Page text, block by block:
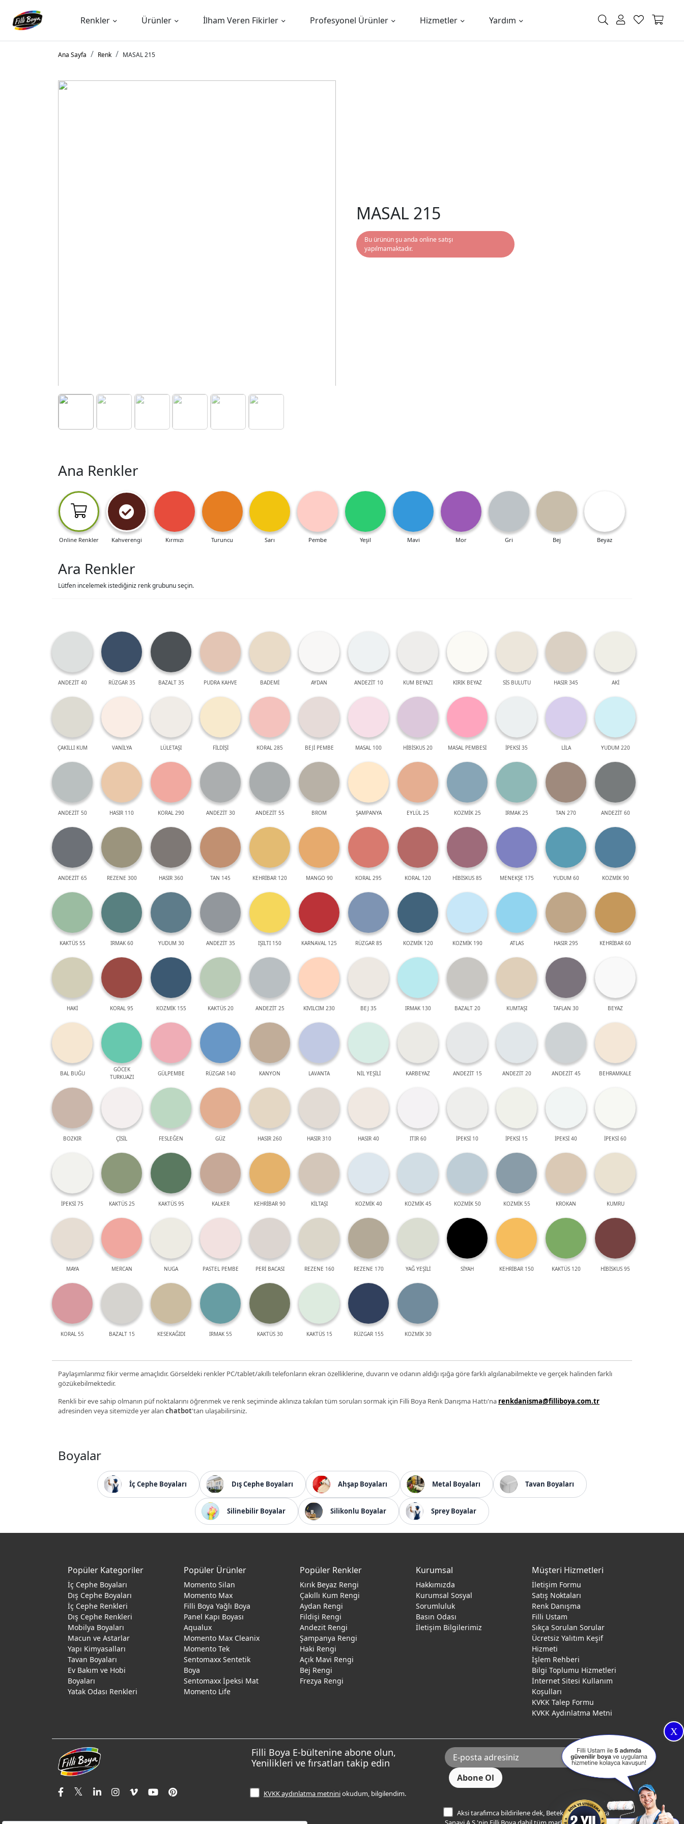
Renkler Ürünler İlham Veren Fikirler Profesyonel Ürünler Hizmetler Yardım
Ana Sayfa Renk MASAL 215
MASAL 215
Bu ürünün şu anda online satışı
yapılmamaktadır.
Ana Renkler
Online Renkler Kahverengi Kırmızı Turuncu Sarı Pembe Yeşil Mavi Mor Gri Bej Beyaz
Ara Renkler
Lütfen incelemek istediğiniz renk grubunu seçin.
ANDEZİT 40 RÜZGAR 35 BAZALT 35 PUDRA KAHVE BADEMİ AYDAN ANDEZİT 10 KUM BEYAZI KIRIK BEYAZ SİS BULUTU HASIR 345 AKİ
ÇAKILLI KUM VANİLYA LÜLETAŞI FİLDİŞİ KORAL 285 BEJİ PEMBE MASAL 100 HİBİSKUS 20 MASAL PEMBESİ İPEKSİ 35 LİLA YUDUM 220
ANDEZİT 50 HASIR 110 KORAL 290 ANDEZİT 30 ANDEZİT 55 BROM ŞAMPANYA EYLÜL 25 KOZMİK 25 IRMAK 25 TAN 270 ANDEZİT 60
ANDEZİT 65 REZENE 300 HASIR 360 TAN 145 KEHRİBAR 120 MANGO 90 KORAL 295 KORAL 120 HİBİSKUS 85 MENEKŞE 175 YUDUM 60 KOZMİK 90
KAKTÜS 55 IRMAK 60 YUDUM 30 ANDEZİT 35 IŞILTI 150 KARNAVAL 125 RÜZGAR 85 KOZMİK 120 KOZMİK 190 ATLAS HASIR 295 KEHRİBAR 60
HAKİ KORAL 95 KOZMİK 155 KAKTÜS 20 ANDEZİT 25 KIVILCIM 230 BEJ 35 IRMAK 130 BAZALT 20 KUMTAŞI TAFLAN 30 BEYAZ
BAL BUĞU
GÖCEK
TURKUAZI
GÜLPEMBE RÜZGAR 140 KANYON LAVANTA NİL YEŞİLİ KARBEYAZ ANDEZİT 15 ANDEZİT 20 ANDEZİT 45 BEHRAMKALE
BOZKIR ÇİSİL FESLEĞEN GÜZ HASIR 260 HASIR 310 HASIR 40 ITIR 60 İPEKSİ 10 İPEKSİ 15 İPEKSİ 40 İPEKSİ 60
İPEKSİ 75 KAKTÜS 25 KAKTÜS 95 KALKER KEHRİBAR 90 KİLTAŞI KOZMİK 40 KOZMİK 45 KOZMİK 50 KOZMİK 55 KROKAN KUMRU
MAYA MERCAN NUGA PASTEL PEMBE PERİ BACASI REZENE 160 REZENE 170 YAĞ YEŞİLİ SİYAH KEHRİBAR 150 KAKTÜS 120 HİBİSKUS 95
KORAL 55 BAZALT 15 KESEKAĞIDI IRMAK 55 KAKTÜS 30 KAKTÜS 15 RÜZGAR 155 KOZMİK 30
Paylaşımlarımız fikir verme amaçlıdır. Görseldeki renkler PC/tablet/akıllı telefonların ekran özelliklerine, duvarın ve odanın aldığı ışığa göre farklı algılanabilmekte ve gerçek halinden farklı
gözükebilmektedir.
Renkli bir eve sahip olmanın püf noktalarını öğrenmek ve renk seçiminde aklınıza takılan tüm soruları sormak için Filli Boya Renk Danışma Hattı'na renkdanisma@filliboya.com.tr
adresinden veya sitemizde yer alan chatbot'tan ulaşabilirsiniz.
Boyalar
İç Cephe Boyaları Dış Cephe Boyaları Ahşap Boyaları Metal Boyaları Tavan Boyaları
Silinebilir Boyalar Silikonlu Boyalar Sprey Boyalar
X
Popüler Kategoriler
İç Cephe Boyaları
Dış Cephe Boyaları
İç Cephe Renkleri
Dış Cephe Renkleri
Mobilya Boyaları
Macun ve Astarlar
Yapı Kimyasalları
Tavan Boyaları
Ev Bakım ve Hobi
Boyaları
Yatak Odası Renkleri
Popüler Ürünler
Momento Silan
Momento Max
Filli Boya Yağlı Boya
Panel Kapı Boyası
Aqualux
Momento Max Cleanix
Momento Tek
Sentomaxx Sentetik
Boya
Sentomaxx İpeksi Mat
Momento Life
Popüler Renkler
Kırık Beyaz Rengi
Çakıllı Kum Rengi
Aydan Rengi
Fildişi Rengi
Andezit Rengi
Şampanya Rengi
Haki Rengi
Açık Mavi Rengi
Bej Rengi
Frezya Rengi
Kurumsal
Hakkımızda
Kurumsal Sosyal
Sorumluluk
Basın Odası
İletişim Bilgilerimiz
Müşteri Hizmetleri
İletişim Formu
Satış Noktaları
Renk Danışma
Filli Ustam
Sıkça Sorulan Sorular
Ücretsiz Yalıtım Keşif
Hizmeti
İşlem Rehberi
Bilgi Toplumu Hizmetleri
İnternet Sitesi Kullanım
Koşulları
KVKK Talep Formu
KVKK Aydınlatma Metni
Filli Boya E-bültenine abone olun,
Yenilikleri ve fırsatları takip edin
KVKK aydınlatma metniniokudum, bilgilendim.
Aksi tarafımca bildirilene dek, Betek Boya ve Kimya